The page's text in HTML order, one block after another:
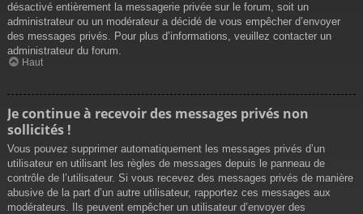
désactivé entièrement la messagerie privée sur le forum, soit un
administrateur ou un modérateur a décidé de vous empêcher d’envoyer
des messages privés. Pour plus d’informations, veuillez contacter un
administrateur du forum.
Haut
Je continue à recevoir des messages privés non
sollicités !
Vous pouvez supprimer automatiquement les messages privés d’un
utilisateur en utilisant les règles de messages depuis le panneau de
contrôle de l’utilisateur. Si vous recevez des messages privés de manière
abusive de la part d’un autre utilisateur, rapportez ces messages aux
modérateurs. Ils peuvent empêcher un utilisateur d’envoyer des